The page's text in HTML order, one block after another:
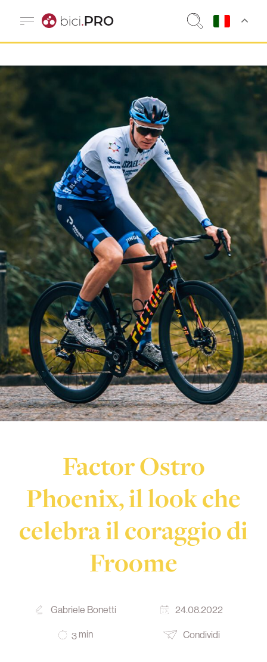
Factor Ostro
Phoenix, il look che
celebra il coraggio di
Froome
Gabriele Bonetti 24.08.2022
3 min Condividi